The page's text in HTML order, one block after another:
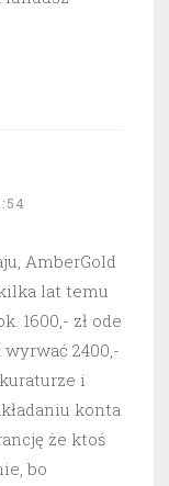
AmberGold
lat temu
1600,- zł ode
2400,-
i
konta
że ktoś
bo